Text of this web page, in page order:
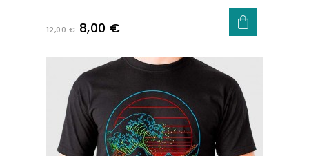
Precio
12,00 € Precio
8,00 €